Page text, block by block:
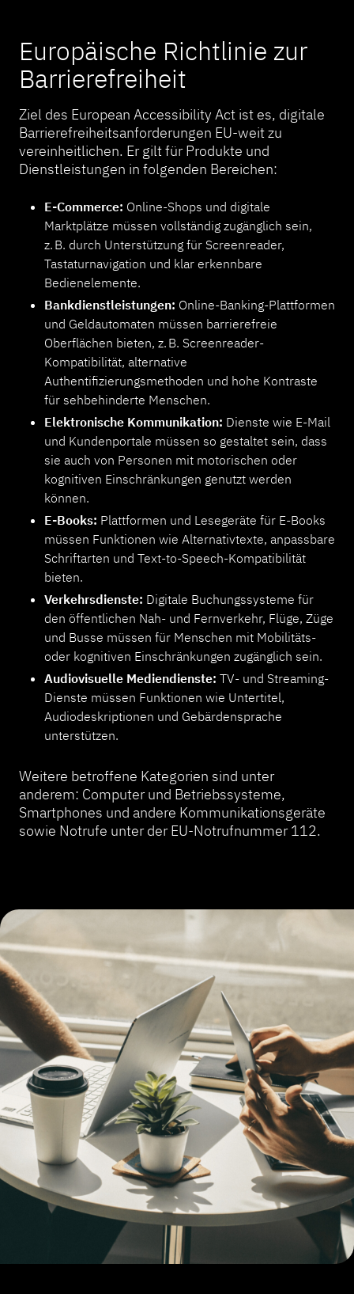
Europäische Richtlinie zur
Barrierefreiheit
Ziel des European Accessibility Act ist es, digitale
Barrierefreiheitsanforderungen EU-weit zu
vereinheitlichen. Er gilt für Produkte und
Dienstleistungen in folgenden Bereichen:
E-Commerce: Online-Shops und digitale
Marktplätze müssen vollständig zugänglich sein,
z. B. durch Unterstützung für Screenreader,
Tastaturnavigation und klar erkennbare
Bedienelemente.
Bankdienstleistungen: Online-Banking-Plattformen
und Geldautomaten müssen barrierefreie
Oberflächen bieten, z. B. Screenreader-
Kompatibilität, alternative
Authentifizierungsmethoden und hohe Kontraste
für sehbehinderte Menschen.
Elektronische Kommunikation: Dienste wie E-Mail
und Kundenportale müssen so gestaltet sein, dass
sie auch von Personen mit motorischen oder
kognitiven Einschränkungen genutzt werden
können.
E-Books: Plattformen und Lesegeräte für E-Books
müssen Funktionen wie Alternativtexte, anpassbare
Schriftarten und Text-to-Speech-Kompatibilität
bieten.
Verkehrsdienste: Digitale Buchungssysteme für
den öffentlichen Nah- und Fernverkehr, Flüge, Züge
und Busse müssen für Menschen mit Mobilitäts-
oder kognitiven Einschränkungen zugänglich sein.
Audiovisuelle Mediendienste: TV- und Streaming-
Dienste müssen Funktionen wie Untertitel,
Audiodeskriptionen und Gebärdensprache
unterstützen.
Weitere betroffene Kategorien sind unter
anderem: Computer und Betriebssysteme,
Smartphones und andere Kommunikationsgeräte
sowie Notrufe unter der EU-Notrufnummer 112.